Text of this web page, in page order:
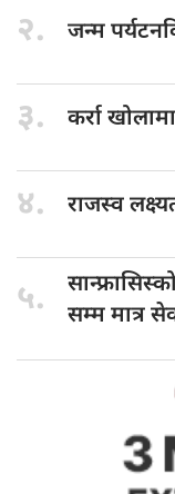
२. जन्म
३. कर्रा खोलामा
४. राजस्व
५.
सम्म मात्र